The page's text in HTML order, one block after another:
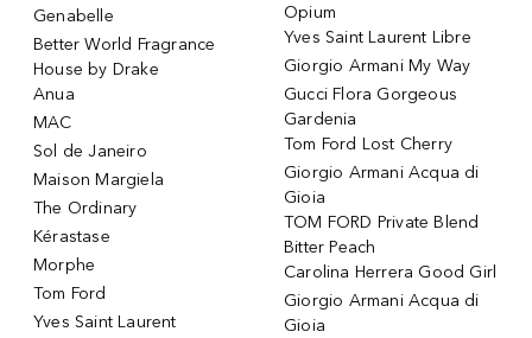
Genabelle
Better World Fragrance
House by Drake
Anua
MAC
Sol de Janeiro
Maison Margiela
The Ordinary
Kérastase
Morphe
Tom Ford
Yves Saint Laurent
Opium
Yves Saint Laurent Libre
Giorgio Armani My Way
Gucci Flora Gorgeous
Gardenia
Tom Ford Lost Cherry
Giorgio Armani Acqua di
Gioia
TOM FORD Private Blend
Bitter Peach
Carolina Herrera Good Girl
Giorgio Armani Acqua di
Gioia